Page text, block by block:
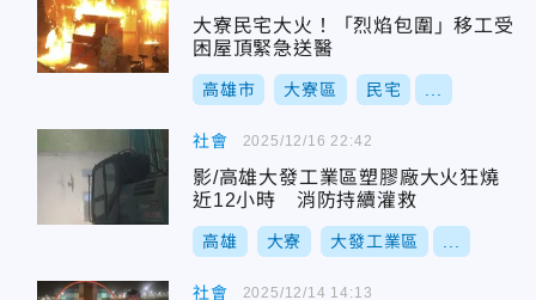
大寮民宅大火！「烈焰包圍」移工受
困屋頂緊急送醫
高雄市 大寮區 民宅
社會
影/高雄大發工業區塑膠廠大火狂燒
近12小時 消防持續灌救
高雄 大寮 大發工業區
2025/12/16 22:42
社會 2025/12/14 14:13